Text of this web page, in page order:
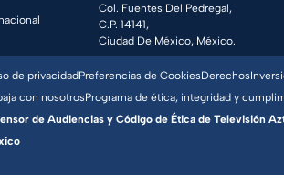
Col. Fuentes Del Pedregal,
C.P. 14141,
Ciudad De México, México.
de privacidadPreferencias de CookiesDerechos
con nosotrosPrograma de ética, integridad y
de Audiencias y Código de Ética de Televisión